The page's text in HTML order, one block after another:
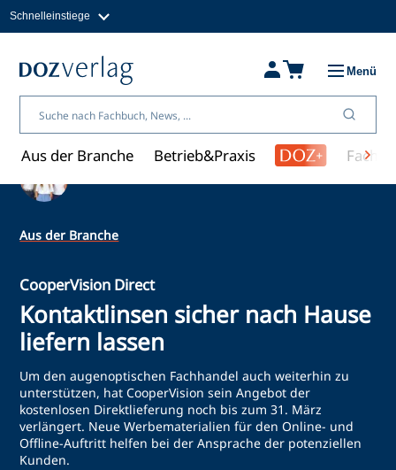
Inhalt
Schnelleinstiege
Fachbücher & Shop
Über uns
Menü
Aus der Branche Betrieb&Praxis
Aus der Branche
CooperVision Direct
Kontaktlinsen sicher nach Hause
liefern lassen
Um den augenoptischen Fachhandel auch weiterhin zu
unterstützen, hat CooperVision sein Angebot der
kostenlosen Direktlieferung noch bis zum 31. März
verlängert. Neue Werbematerialien für den Online- und
Offline-Auftritt helfen bei der Ansprache der potenziellen
Kunden.